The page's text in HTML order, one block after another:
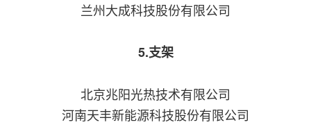
兰州大成科技股份有限公司
5.支架
北京兆阳光热技术有限公司
河南天丰新能源科技股份有限公司